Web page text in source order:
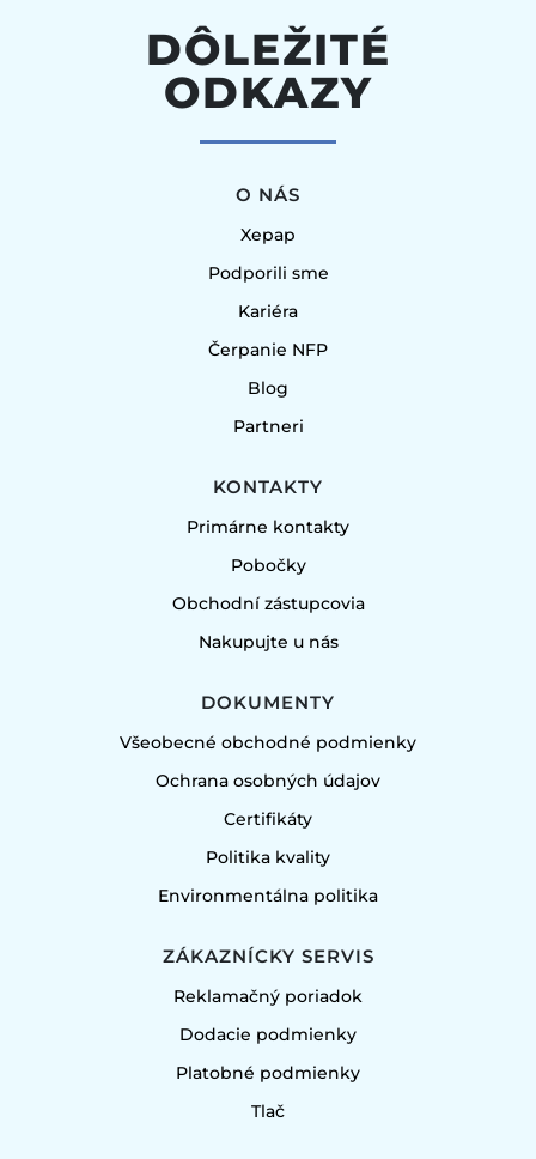
DÔLEŽITÉ
ODKAZY
O NÁS
Xepap
Podporili sme
Kariéra
Čerpanie NFP
Blog
Partneri
KONTAKTY
Primárne kontakty
Pobočky
Obchodní zástupcovia
Nakupujte u nás
DOKUMENTY
Všeobecné obchodné podmienky
Ochrana osobných údajov
Certifikáty
Politika kvality
Environmentálna politika
ZÁKAZNÍCKY SERVIS
Reklamačný poriadok
Dodacie podmienky
Platobné podmienky
Tlač